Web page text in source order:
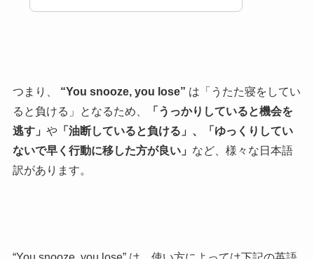
つまり、 “You snooze, you lose” は「うたた寝をしてい
ると負ける」となるため、
「うっかりしていると機会を
逃す」 や「油断していると負ける」、「ゆっくりしてい
ないで早く行動に移した方が良い」 など、様々な日本語
訳があります。